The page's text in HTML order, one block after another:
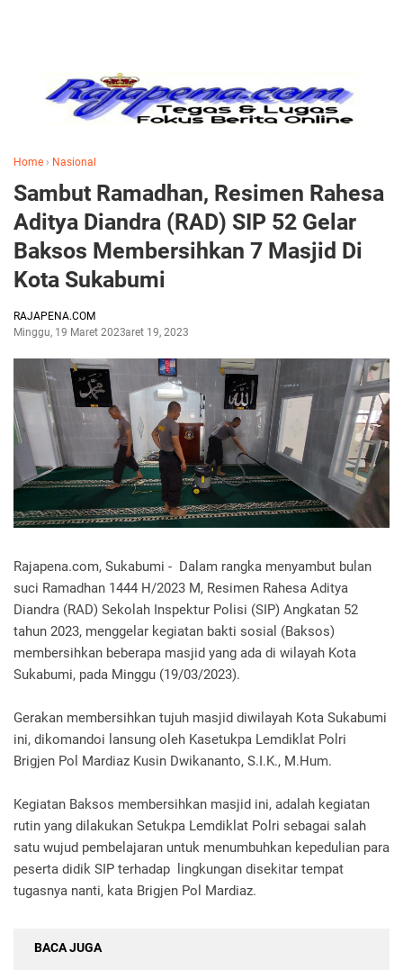
Home › Nasional
Sambut Ramadhan, Resimen Rahesa
Aditya Diandra (RAD) SIP 52 Gelar
Baksos Membersihkan 7 Masjid Di
Kota Sukabumi
RAJAPENA.COM
Minggu, 19 Maret 2023Maret 19, 2023
Rajapena.com, Sukabumi - Dalam rangka menyambut bulan
suci Ramadhan 1444 H/2023 M, Resimen Rahesa Aditya
Diandra (RAD) Sekolah Inspektur Polisi (SIP) Angkatan 52
tahun 2023, menggelar kegiatan bakti sosial (Baksos)
membersihkan beberapa masjid yang ada di wilayah Kota
Sukabumi, pada Minggu (19/03/2023).
Gerakan membersihkan tujuh masjid diwilayah Kota Sukabumi
ini, dikomandoi lansung oleh Kasetukpa Lemdiklat Polri
Brigjen Pol Mardiaz Kusin Dwikananto, S.I.K., M.Hum.
Kegiatan Baksos membersihkan masjid ini, adalah kegiatan
rutin yang dilakukan Setukpa Lemdiklat Polri sebagai salah
satu wujud pembelajaran untuk menumbuhkan kepedulian para
peserta didik SIP terhadap lingkungan disekitar tempat
tugasnya nanti, kata Brigjen Pol Mardiaz.
BACA JUGA